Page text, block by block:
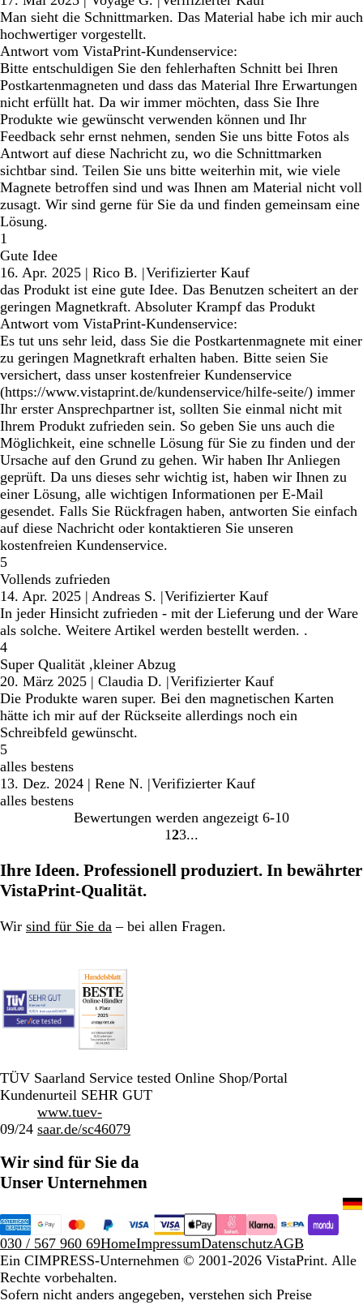
Man sieht die Schnittmarken. Das Material habe ich mir auch
hochwertiger vorgestellt.
Antwort vom VistaPrint-Kundenservice:
Bitte entschuldigen Sie den fehlerhaften Schnitt bei Ihren
Postkartenmagneten und dass das Material Ihre Erwartungen
nicht erfüllt hat. Da wir immer möchten, dass Sie Ihre
Produkte wie gewünscht verwenden können und Ihr
Feedback sehr ernst nehmen, senden Sie uns bitte Fotos als
Antwort auf diese Nachricht zu, wo die Schnittmarken
sichtbar sind. Teilen Sie uns bitte weiterhin mit, wie viele
Magnete betroffen sind und was Ihnen am Material nicht voll
zusagt. Wir sind gerne für Sie da und finden gemeinsam eine
Lösung.
1
Gute Idee
16. Apr. 2025 | Rico B. |Verifizierter Kauf
das Produkt ist eine gute Idee. Das Benutzen scheitert an der
geringen Magnetkraft. Absoluter Krampf das Produkt
Antwort vom VistaPrint-Kundenservice:
Es tut uns sehr leid, dass Sie die Postkartenmagnete mit einer
zu geringen Magnetkraft erhalten haben. Bitte seien Sie
versichert, dass unser kostenfreier Kundenservice
(https://www.vistaprint.de/kundenservice/hilfe-seite/) immer
Ihr erster Ansprechpartner ist, sollten Sie einmal nicht mit
Ihrem Produkt zufrieden sein. So geben Sie uns auch die
Möglichkeit, eine schnelle Lösung für Sie zu finden und der
Ursache auf den Grund zu gehen. Wir haben Ihr Anliegen
geprüft. Da uns dieses sehr wichtig ist, haben wir Ihnen zu
einer Lösung, alle wichtigen Informationen per E-Mail
gesendet. Falls Sie Rückfragen haben, antworten Sie einfach
auf diese Nachricht oder kontaktieren Sie unseren
kostenfreien Kundenservice.
5
Vollends zufrieden
14. Apr. 2025 | Andreas S. |Verifizierter Kauf
In jeder Hinsicht zufrieden - mit der Lieferung und der Ware
als solche. Weitere Artikel werden bestellt werden. .
4
Super Qualität ,kleiner Abzug
20. März 2025 | Claudia D. |Verifizierter Kauf
Die Produkte waren super. Bei den magnetischen Karten
hätte ich mir auf der Rückseite allerdings noch ein
Schreibfeld gewünscht.
5
alles bestens
13. Dez. 2024 | Rene N. |Verifizierter Kauf
alles bestens
Bewertungen werden angezeigt 6-10
Gehe
Seite
1 Gehe
Seite
2Gehe
Seite
3
Ihre Ideen. Professionell produziert. In bewährter
VistaPrint-Qualität.
Wir sind für Sie da – bei allen Fragen.
TÜV Saarland Service tested Online Shop/Portal
Kundenurteil SEHR GUT
09/24
www.tuev-
saar.de/sc46079
Wir sind für Sie da
Unser Unternehmen
030 / 567 960 69HomeImpressumDatenschutzAGB
Ein CIMPRESS-Unternehmen © 2001-2026 VistaPrint. Alle
Rechte vorbehalten.
Sofern nicht anders angegeben, verstehen sich Preise